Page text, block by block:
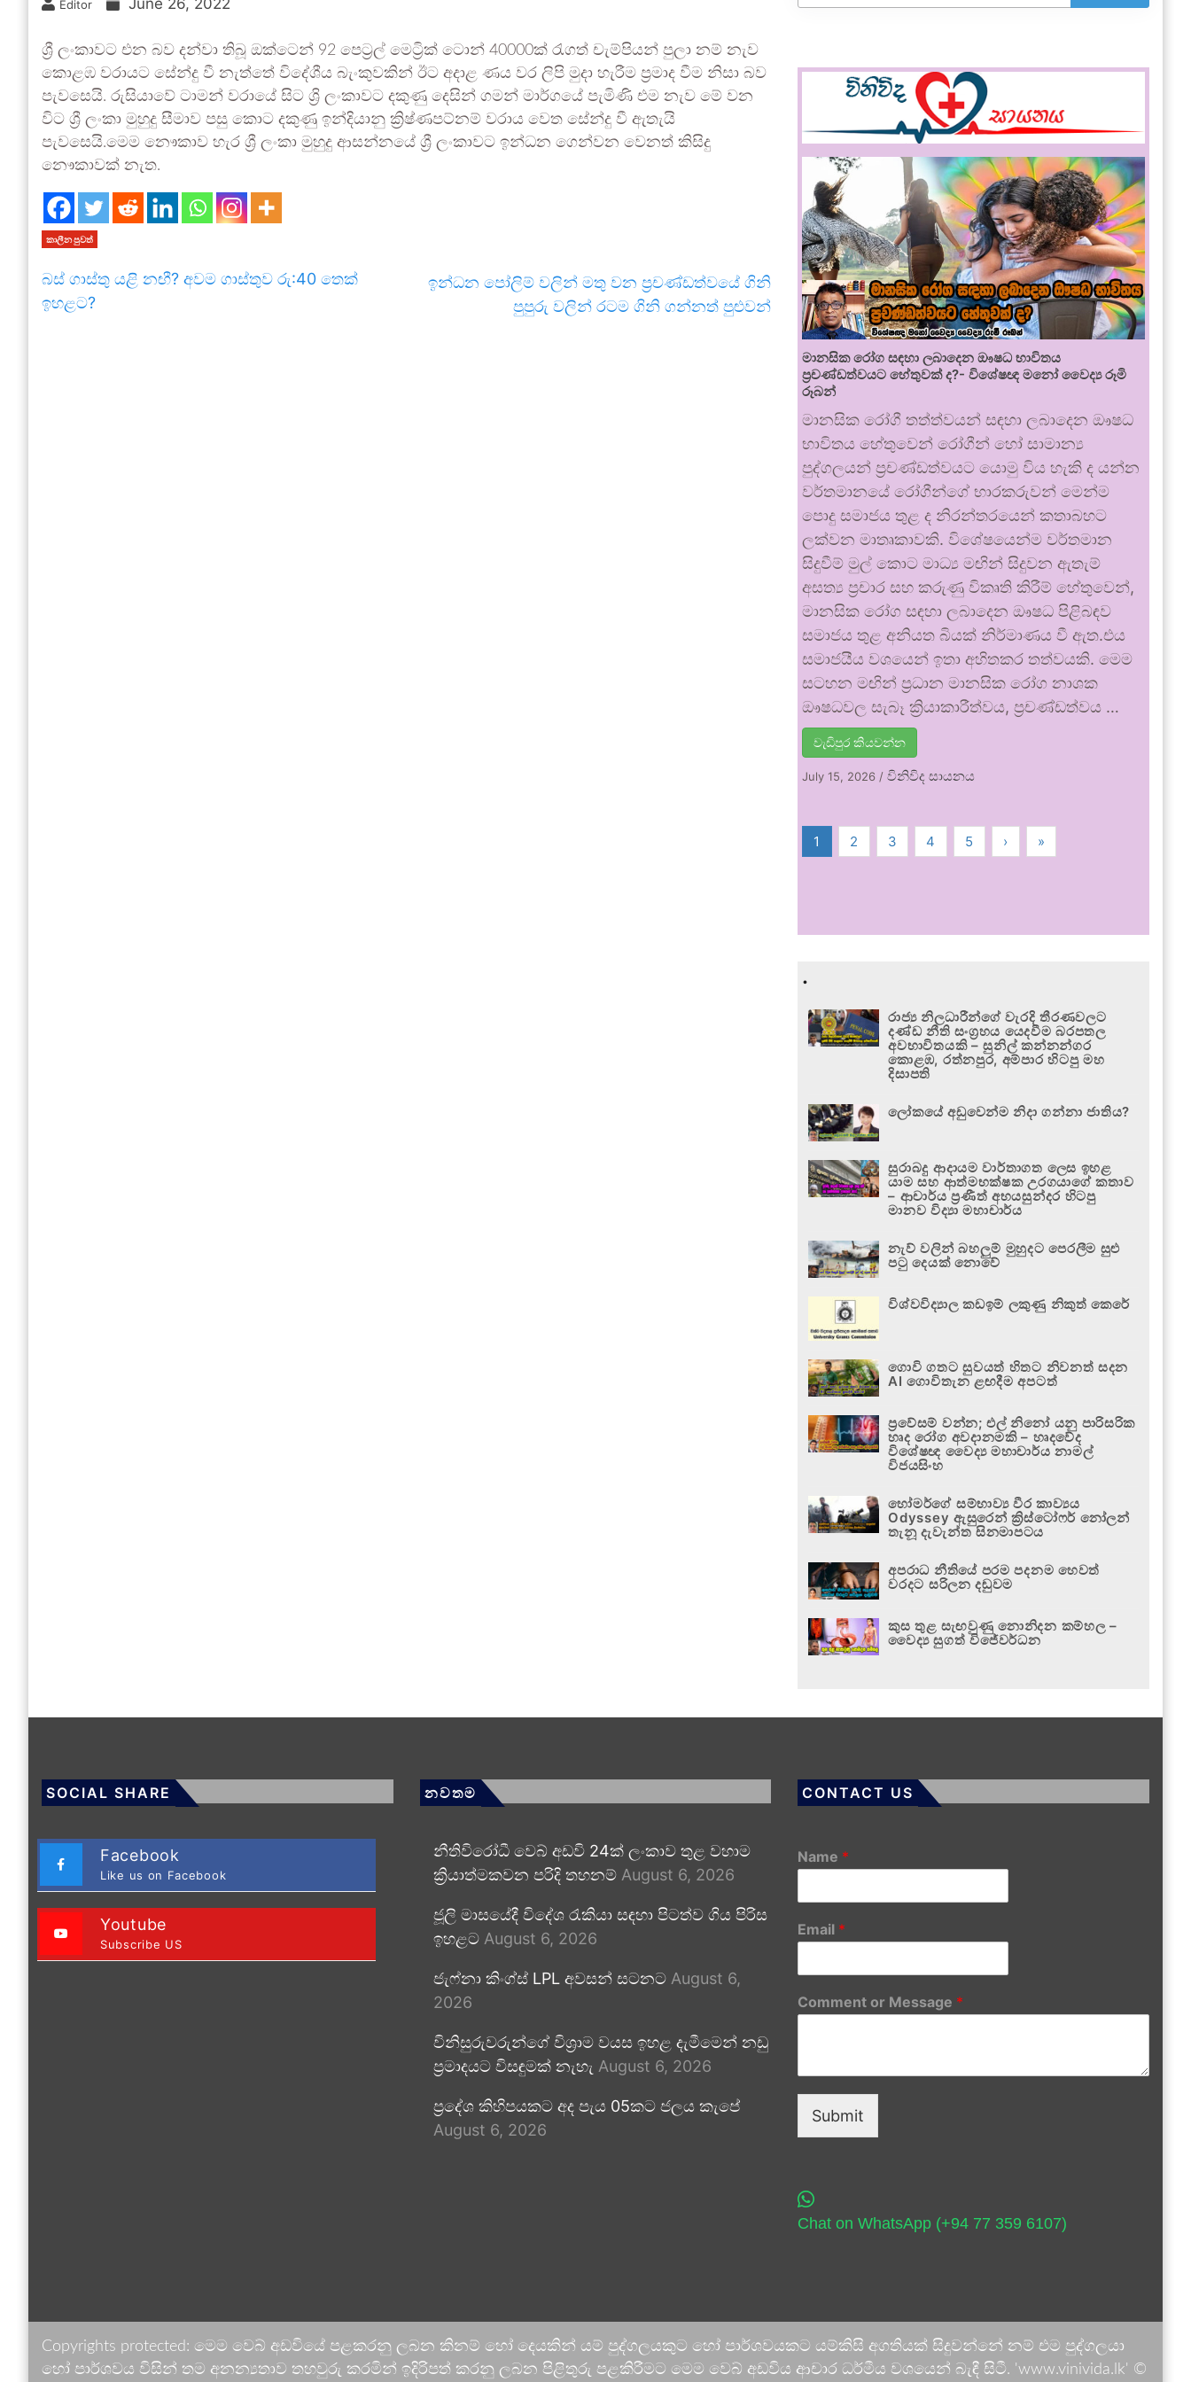
Editor June 26, 2022
ශ්‍රී ලංකාවට එන බව දන්වා තිබූ ඔක්ටෙන් 92 පෙට්‍රල් මෙට්‍රික් ටොන් 40000ක් රැගත් චැම්පියන් පුලා නම් නැව
කොළඹ වරායට සේන්දු වී නැත්තේ විදේශීය බැංකුවකින් ඊට අදාළ ණය වර ලිපි මුදා හැරීම ප්‍රමාද වීම නිසා බව
පැවසෙයි. රුසියාවේ ටාමන් වරායේ සිට ශ්‍රි ලංකාවට දකුණු දෙසින් ගමන් මාර්ගයේ පැමිණි එම නැව මේ වන
විට ශ්‍රී ලංකා මුහුදු සීමාව පසු කොට දකුණු ඉන්දියානු ක්‍රිෂ්ණපට්නම් වරාය වෙත සේන්දු වී ඇතැයි
පැවසෙයි.මෙම නෞකාව හැර ශ්‍රී ලංකා මුහුදු ආසන්නයේ ශ්‍රී ලංකාවට ඉන්ධන ගෙන්වන වෙනත් කිසිදු
නෞකාවක් නැත.
කාලීන පුවත්
බස් ගාස්තු යළි නඟී? අවම ගාස්තුව රු:40 තෙක්
ඉහළට?
ඉන්ධන පෝලිම් වලින් මතු වන ප්‍රචණ්ඩත්වයේ ගිනි
පුපුරු වලින් රටම ගිනි ගන්නත් පුළුවන්
මානසික රෝග සඳහා ලබාදෙන ඖෂධ භාවිතය
ප්‍රචණ්ඩත්වයට හේතුවක් ද?- විශේෂඥ මනෝ වෛද්‍ය රූමි
රූබන්
මානසික රෝගී තත්ත්වයන් සඳහා ලබාදෙන ඖෂධ
භාවිතය හේතුවෙන් රෝගීන් හෝ සාමාන්‍ය
පුද්ගලයන් ප්‍රචණ්ඩත්වයට යොමු විය හැකි ද යන්න
වර්තමානයේ රෝගීන්ගේ භාරකරුවන් මෙන්ම
පොදු සමාජය තුළ ද නිරන්තරයෙන් කතාබහට
ලක්වන මාතෘකාවකි. විශේෂයෙන්ම වර්තමාන
සිදුවීම් මුල් කොට මාධ්‍ය මඟින් සිදුවන ඇතැම්
අසත්‍ය ප්‍රචාර සහ කරුණු විකෘති කිරීම් හේතුවෙන්,
මානසික රෝග සඳහා ලබාදෙන ඖෂධ පිළිබඳව
සමාජය තුළ අනියත බියක් නිර්මාණය වී ඇත.එය
සමාජයීය වශයෙන් ඉතා අහිතකර තත්වයකි. මෙම
සටහන මඟින් ප්‍රධාන මානසික රෝග නාශක
ඖෂධවල සැබෑ ක්‍රියාකාරීත්වය, ප්‍රචණ්ඩත්වය …
වැඩිපුර කියවන්න
July 15, 2026 /විනිවිද සායනය
1 2 3 4 5 › »
.
රාජ්‍ය නිලධාරීන්ගේ වැරදි තීරණවලට
දණ්ඩ නීති සංග්‍රහය යෙදවීම බරපතල
අවභාවිතයකි – සුනිල් කන්නන්ගර
කොළඹ, රත්නපුර, අම්පාර හිටපු මහ
දිසාපති
ලෝකයේ අඩුවෙන්ම නිදා ගන්නා ජාතිය?
සුරාබදු ආදායම වාර්තාගත ලෙස ඉහළ
යාම සහ ආත්මභක්ෂක උරගයාගේ කතාව
– ආචාර්ය ප්‍රණීත් අභයසුන්දර හිටපු
මානව විද්‍යා මහාචාර්ය
නැව් වලින් බහලුම් මුහුදට පෙරලීම සුළු
පටු දෙයක් නොවේ
විශ්වවිද්‍යාල කඩඉම් ලකුණු නිකුත් කෙරේ
ගොවි ගතට සුවයත් හිතට නිවනත් සදන
AI ගොවිතැන ළඟදීම අපටත්
ප්‍රවේසම් වන්න; එල් නිනෝ යනු පාරිසරික
හෘද රෝග අවදානමකි – හෘදවේද
විශේෂඥ වෛද්‍ය මහාචාර්ය නාමල්
විජයසිංහ
හෝමර්ගේ සම්භාව්‍ය වීර කාව්‍යය
Odyssey ඇසුරෙන් ක්‍රිස්ටෝෆර් නෝලන්
තැනූ දැවැන්ත සිනමාපටය
අපරාධ නීතියේ පරම පදනම හෙවත්
වරදට සරිලන දඬුවම
කුස තුළ සැඟවුණු නොනිදන කම්හල –
වෛද්‍ය සුගත් විජේවර්ධන
SOCIAL SHARE
Facebook
Like us on Facebook
Youtube
Subscribe US
නවතම
නීතිවිරෝධී වෙබ් අඩවි 24ක් ලංකාව තුළ වහාම
ක්‍රියාත්මකවන පරිදි තහනම් August 6, 2026
ජූලි මාසයේදී විදේශ රැකියා සඳහා පිටත්ව ගිය පිරිස
ඉහළට August 6, 2026
ජැෆ්නා කිංග්ස් LPL අවසන් සටනට August 6,
2026
විනිසුරුවරුන්ගේ විශ්‍රාම වයස ඉහළ දැමීමෙන් නඩු
ප්‍රමාදයට විසඳුමක් නැහැ August 6, 2026
ප්‍රදේශ කිහිපයකට අද පැය 05කට ජලය කැපේ
August 6, 2026
CONTACT US
Name *
Email *
Comment or Message *
Submit
Chat on WhatsApp (+94 77 359 6107)
Copyrights protected: මෙම වෙබ් අඩවියේ පළකරනු ලබන කිනම් හෝ දෙයකින් යම් පුද්ගලයකුට හෝ පාර්ශවයකට යම්කිසි අගතියක් සිදුවන්නේ නම් එම පුද්ගලයා
හෝ පාර්ශවය විසින් තම අනන්‍යතාව තහවුරු කරමින් ඉදිරිපත් කරනු ලබන පිළිතුරු පළකිරීමට මෙම වෙබ් අඩවිය ආචාර ධර්මීය වශයෙන් බැඳී සිටී. 'www.vinivida.lk' ©